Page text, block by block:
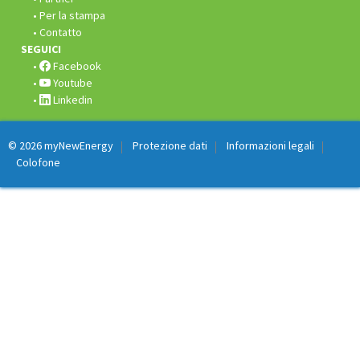
Per la stampa
Contatto
SEGUICI
Facebook
Youtube
Linkedin
© 2026myNewEnergy Protezione dati
Informazioni legali
Colofone